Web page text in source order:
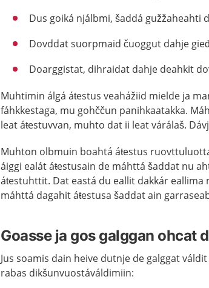
Dus goiká njálbmi, šaddá gužžaheahti
Dovddat suorpmaid čuoggut dahje
Doarggistat, dihraidat dahje deahkit
Muhtimin álgá áŧestus veahážiid mielde ja
fáhkkestaga, mu gohččun panihkaatakka.
leat áŧestuvvan, muhto dat ii leat várálaš.
Muhton olbmuin boahtá áŧestus
áiggi ealát áŧestusain de máhttá šaddat nu
áŧestuhttit. Dat eastá du eallit dakkár
máhttá dagahit áŧestusa šaddat ain
Goasse ja gos galggan ohcat
Jus soamis dain heive dutnje de galggat
rabas dikšunvuostáváldimiin: